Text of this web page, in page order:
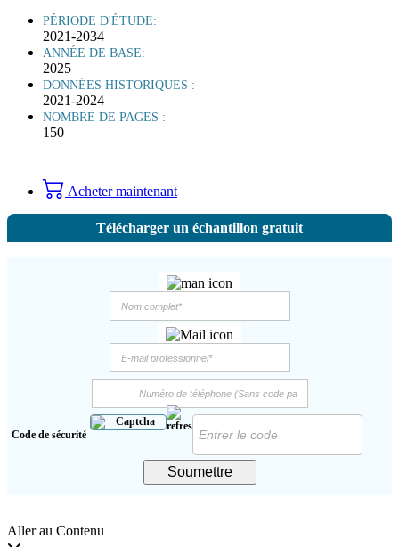
PÉRIODE D'ÉTUDE:
2021-2034
ANNÉE DE BASE:
2025
DONNÉES HISTORIQUES :
2021-2024
NOMBRE DE PAGES :
150
Acheter maintenant
Télécharger un échantillon gratuit
Code de sécurité
Soumettre
Aller au Contenu